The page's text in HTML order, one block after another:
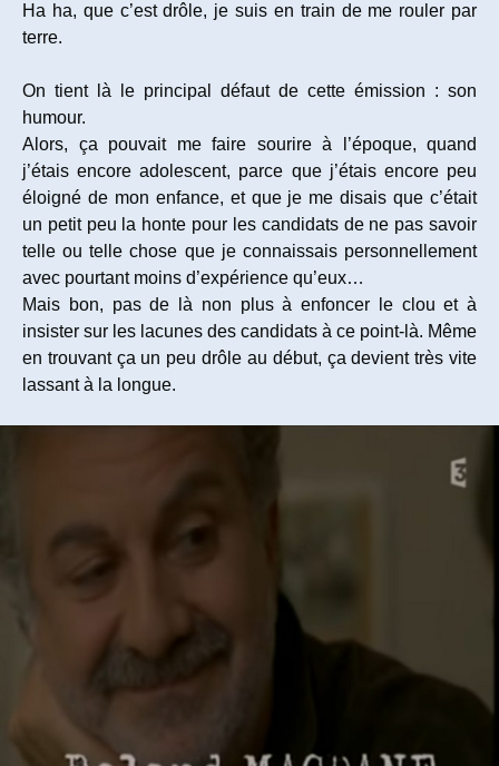
Ha ha, que c’est drôle, je suis en train de me rouler par
terre.
On tient là le principal défaut de cette émission : son
humour.
Alors, ça pouvait me faire sourire à l’époque, quand
j’étais encore adolescent, parce que j’étais encore peu
éloigné de mon enfance, et que je me disais que c’était
un petit peu la honte pour les candidats de ne pas savoir
telle ou telle chose que je connaissais personnellement
avec pourtant moins d’expérience qu’eux…
Mais bon, pas de là non plus à enfoncer le clou et à
insister sur les lacunes des candidats à ce point-là. Même
en trouvant ça un peu drôle au début, ça devient très vite
lassant à la longue.